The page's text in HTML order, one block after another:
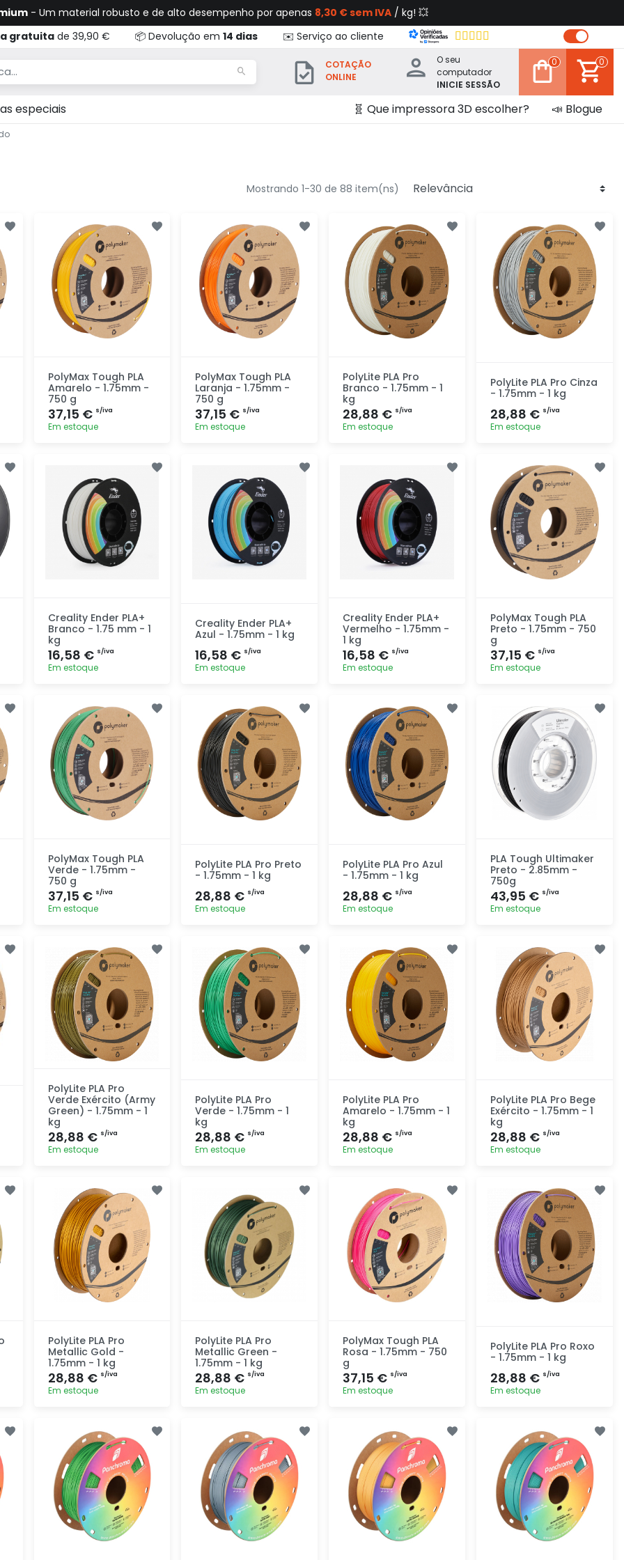
- Um material robusto e de alto desempenho por apenas 8,30 € sem IVA/ kg! 💥
gratuitade 39,90 € 📦 Devolução em 14 dias ✉️ Serviço ao cliente
COTAÇÃO
ONLINE
O seu
computador
INICIE SESSÃO
0 0
especiais 🧬 Que impressora 3D escolher? 📣 Blogue
Mostrando 1-30 de 88 item(ns)
PolyMax Tough PLA
Amarelo - 1.75mm -
750 g
37,15 € s/iva
Em estoque
PolyMax Tough PLA
Laranja - 1.75mm -
750 g
37,15 € s/iva
Em estoque
PolyLite PLA Pro
Branco - 1.75mm - 1
kg
28,88 € s/iva
Em estoque
PolyLite PLA Pro Cinza
- 1.75mm - 1 kg
28,88 € s/iva
Em estoque
rapidamente
Creality Ender PLA+
Branco - 1.75 mm - 1
kg
16,58 € s/iva
Em estoque
rapidamente
Creality Ender PLA+
Azul - 1.75mm - 1 kg
16,58 € s/iva
Em estoque
rapidamente
Creality Ender PLA+
Vermelho - 1.75mm -
1 kg
16,58 € s/iva
Em estoque
rapidamente
PolyMax Tough PLA
Preto - 1.75mm - 750
g
37,15 € s/iva
Em estoque
rapidamente
PolyMax Tough PLA
Verde - 1.75mm -
750 g
37,15 € s/iva
Em estoque
rapidamente
PolyLite PLA Pro Preto
- 1.75mm - 1 kg
28,88 € s/iva
Em estoque
rapidamente
PolyLite PLA Pro Azul
- 1.75mm - 1 kg
28,88 € s/iva
Em estoque
rapidamente
PLA Tough Ultimaker
Preto - 2.85mm -
750g
43,95 € s/iva
Em estoque
rapidamente
PolyLite PLA Pro
Verde Exército (Army
Green) - 1.75mm - 1
kg
28,88 € s/iva
Em estoque
rapidamente
PolyLite PLA Pro
Verde - 1.75mm - 1
kg
28,88 € s/iva
Em estoque
rapidamente
PolyLite PLA Pro
Amarelo - 1.75mm - 1
kg
28,88 € s/iva
Em estoque
rapidamente
PolyLite PLA Pro Bege
Exército - 1.75mm - 1
kg
28,88 € s/iva
Em estoque
rapidamente
PolyLite PLA Pro
Metallic Gold -
1.75mm - 1 kg
28,88 € s/iva
Em estoque
rapidamente
PolyLite PLA Pro
Metallic Green -
1.75mm - 1 kg
28,88 € s/iva
Em estoque
rapidamente
PolyMax Tough PLA
Rosa - 1.75mm - 750
g
37,15 € s/iva
Em estoque
rapidamente
PolyLite PLA Pro Roxo
- 1.75mm - 1 kg
28,88 € s/iva
Em estoque
rapidamente